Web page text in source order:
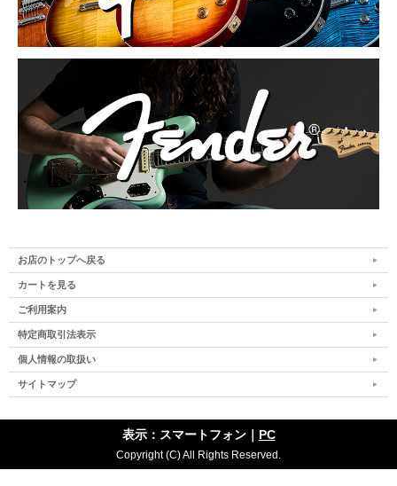
お店のトップへ戻る
カートを見る
ご利用案内
特定商取引法表示
個人情報の取扱い
サイトマップ
表示：スマートフォン｜ PC
Copyright (C) All Rights Reserved.